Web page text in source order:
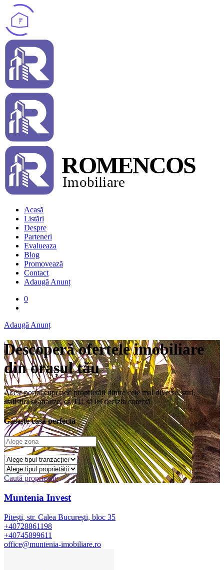
Acasă
Listări
Despre
Parteneri
Evalueaza
Blog
Promovează
Contact
Adaugă Anunț
0
Adaugă Anunț
Descoperă ofertele imobiliare
din orașul tău
Acest portal cuprinde proprietăți dintre cele mai diverse, știri,
statistici și analize, ca TU să iei decizia corectă
Găsește casa perfectă
Caută proprietate
Muntenia Invest
Pitești, str. Calea București, bloc 35
+40728861198
+40745899611
office@muntenia-imobiliare.ro